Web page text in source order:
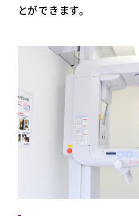
とができます。